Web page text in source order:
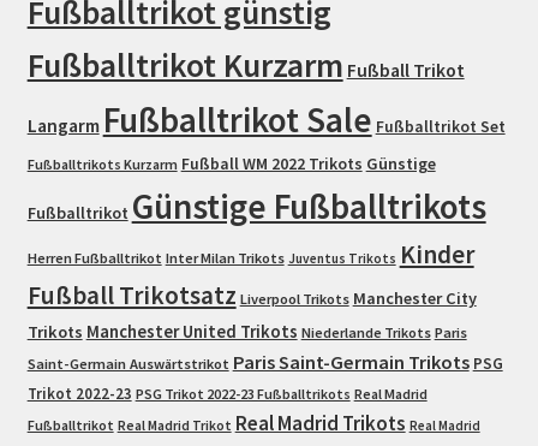
Fußballtrikot günstig
Fußballtrikot Kurzarm Fußball Trikot
Langarm Fußballtrikot Sale Fußballtrikot Set
Fußballtrikots Kurzarm Fußball WM 2022 Trikots Günstige
Fußballtrikot Günstige Fußballtrikots
Herren Fußballtrikot Inter Milan Trikots Juventus Trikots Kinder
Fußball Trikotsatz Liverpool Trikots Manchester City
Trikots Manchester United Trikots Niederlande Trikots Paris
Saint-Germain Auswärtstrikot Paris Saint-Germain Trikots PSG
Trikot 2022-23 PSG Trikot 2022-23 Fußballtrikots Real Madrid
Fußballtrikot Real Madrid Trikot Real Madrid Trikots Real Madrid